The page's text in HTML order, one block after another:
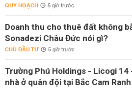
QUY HOẠCH 5 giờ trước
Doanh thu cho thuê đất không
Sonadezi Châu Đức nói gì?
CHỦ ĐẦU TƯ 5 giờ trước
Trường Phú Holdings - Licogi 14
nhà ở quân đội tại Bắc Cam Ranh